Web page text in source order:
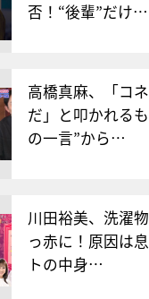
否！“後輩”だけ…
高橋真麻、「コ
だ」と叩かれる
の一言”から…
川田裕美、洗濯
っ赤に！原因は
トの中身…